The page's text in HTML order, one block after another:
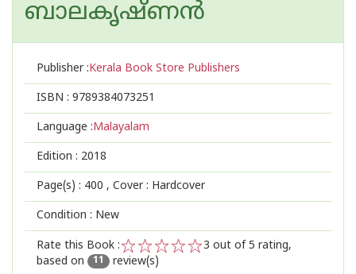
ബാലകൃഷ്ണന്‍
Publisher :Kerala Book Store Publishers
ISBN : 9789384073251
Language :Malayalam
Edition : 2018
Page(s) : 400 , Cover : Hardcover
Condition : New
Rate this Book :
3
2
1
3 out of 5 rating,
based on
11 review(s)